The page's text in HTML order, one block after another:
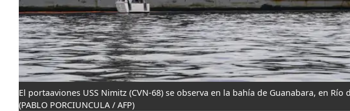
El portaaviones USS Nimitz (CVN-68) se observa en la bahía de Guanabara, en Río
(PABLO PORCIUNCULA / AFP)